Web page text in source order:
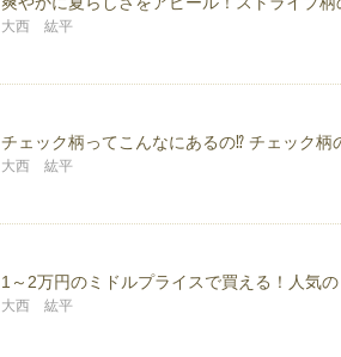
大西 紘平
チェック柄ってこんなにあるの⁉ チェック柄
大西 紘平
1～2万円のミドルプライスで買える！人気
大西 紘平